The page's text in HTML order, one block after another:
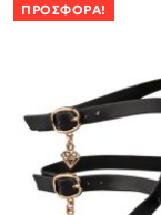
ΠΡΟΣΦΟΡΆ!